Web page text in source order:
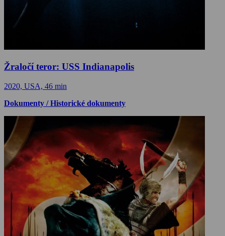
Žraločí teror: USS Indianapolis
2020, USA, 46 min
Dokumenty / Historické dokumenty